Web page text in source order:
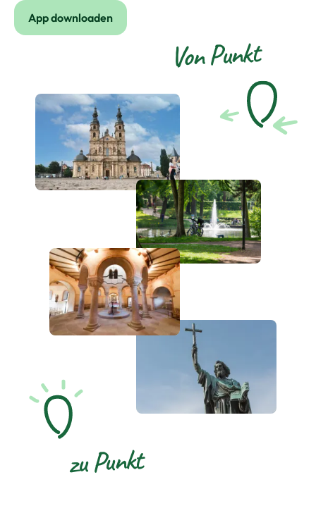
Von Punkt
zu Punkt
App downloaden